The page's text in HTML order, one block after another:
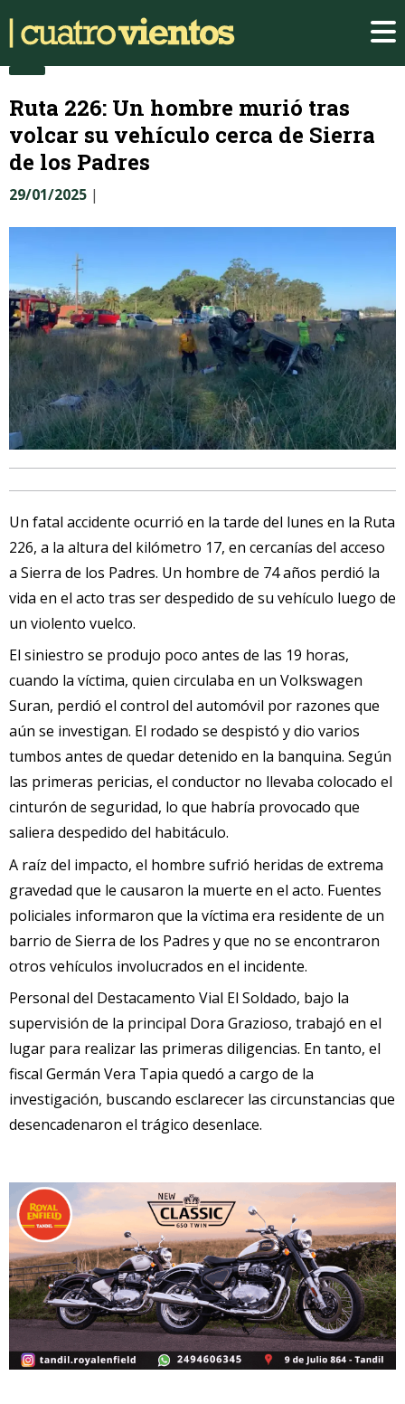
Ruta 226: Un hombre murió tras
volcar su vehículo cerca de Sierra
de los Padres
29/01/2025 |
Un fatal accidente ocurrió en la tarde del lunes en la Ruta
226, a la altura del kilómetro 17, en cercanías del acceso
a Sierra de los Padres. Un hombre de 74 años perdió la
vida en el acto tras ser despedido de su vehículo luego de
un violento vuelco.
El siniestro se produjo poco antes de las 19 horas,
cuando la víctima, quien circulaba en un Volkswagen
Suran, perdió el control del automóvil por razones que
aún se investigan. El rodado se despistó y dio varios
tumbos antes de quedar detenido en la banquina. Según
las primeras pericias, el conductor no llevaba colocado el
cinturón de seguridad, lo que habría provocado que
saliera despedido del habitáculo.
A raíz del impacto, el hombre sufrió heridas de extrema
gravedad que le causaron la muerte en el acto. Fuentes
policiales informaron que la víctima era residente de un
barrio de Sierra de los Padres y que no se encontraron
otros vehículos involucrados en el incidente.
Personal del Destacamento Vial El Soldado, bajo la
supervisión de la principal Dora Grazioso, trabajó en el
lugar para realizar las primeras diligencias. En tanto, el
fiscal Germán Vera Tapia quedó a cargo de la
investigación, buscando esclarecer las circunstancias que
desencadenaron el trágico desenlace.